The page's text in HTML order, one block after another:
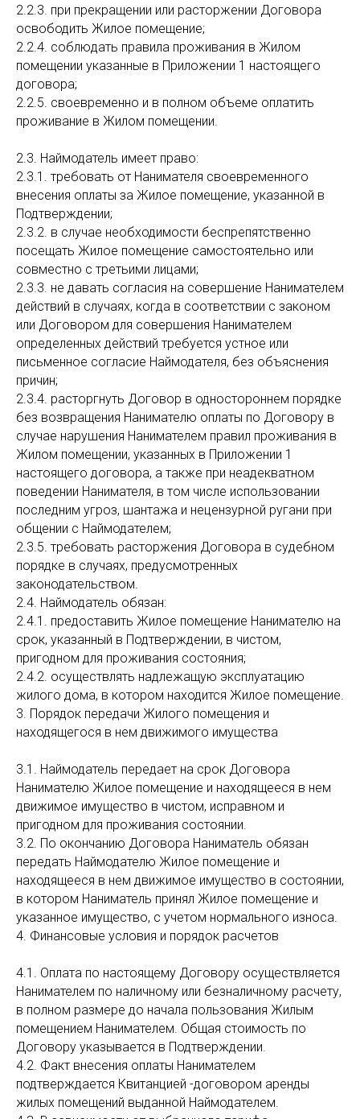
2.2.3. при прекращении или расторжении Договора
освободить Жилое помещение;
2.2.4. соблюдать правила проживания в Жилом
помещении указанные в Приложении 1 настоящего
договора;
2.2.5. своевременно и в полном объеме оплатить
проживание в Жилом помещении.
2.3. Наймодатель имеет право:
2.3.1. требовать от Нанимателя своевременного
внесения оплаты за Жилое помещение, указанной в
Подтверждении;
2.3.2. в случае необходимости беспрепятственно
посещать Жилое помещение самостоятельно или
совместно с третьими лицами;
2.3.3. не давать согласия на совершение Нанимателем
действий в случаях, когда в соответствии с законом
или Договором для совершения Нанимателем
определенных действий требуется устное или
письменное согласие Наймодателя, без объяснения
причин;
2.3.4. расторгнуть Договор в одностороннем порядке
без возвращения Нанимателю оплаты по Договору в
случае нарушения Нанимателем правил проживания в
Жилом помещении, указанных в Приложении 1
настоящего договора, а также при неадекватном
поведении Нанимателя, в том числе использовании
последним угроз, шантажа и нецензурной ругани при
общении с Наймодателем;
2.3.5. требовать расторжения Договора в судебном
порядке в случаях, предусмотренных
законодательством.
2.4. Наймодатель обязан:
2.4.1. предоставить Жилое помещение Нанимателю на
срок, указанный в Подтверждении, в чистом,
пригодном для проживания состояния;
2.4.2. осуществлять надлежащую эксплуатацию
жилого дома, в котором находится Жилое помещение.
3. Порядок передачи Жилого помещения и
находящегося в нем движимого имущества
3.1. Наймодатель передает на срок Договора
Нанимателю Жилое помещение и находящееся в нем
движимое имущество в чистом, исправном и
пригодном для проживания состоянии.
3.2. По окончанию Договора Наниматель обязан
передать Наймодателю Жилое помещение и
находящееся в нем движимое имущество в состоянии,
в котором Наниматель принял Жилое помещение и
указанное имущество, с учетом нормального износа.
4. Финансовые условия и порядок расчетов
4.1. Оплата по настоящему Договору осуществляется
Нанимателем по наличному или безналичному расчету,
в полном размере до начала пользования Жилым
помещением Нанимателем. Общая стоимость по
Договору указывается в Подтверждении.
4.2. Факт внесения оплаты Нанимателем
подтверждается Квитанцией -договором аренды
жилых помещений выданной Наймодателем.